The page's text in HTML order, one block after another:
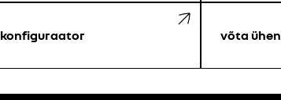
konfiguraator võta